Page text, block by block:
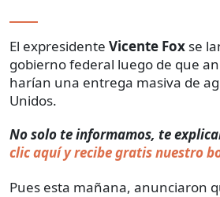
El expresidente Vicente Fox se
gobierno federal luego de que
harían una entrega masiva de
Unidos.
No solo te informamos, te
clic aquí y recibe gratis nuestro
Pues esta mañana, anunciaron